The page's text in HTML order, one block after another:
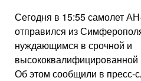
Сегодня в 15:55 самолет
отправился из
нуждающимся в срочной и
Об этом сообщили в